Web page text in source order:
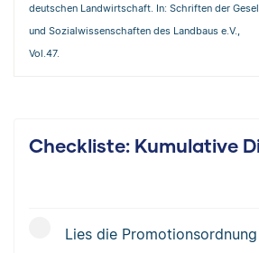
deutschen Landwirtschaft. In: Schriften der
und Sozialwissenschaften des Landbaus e.V.,
Vol.47.
Checkliste: Kumulative
Lies die